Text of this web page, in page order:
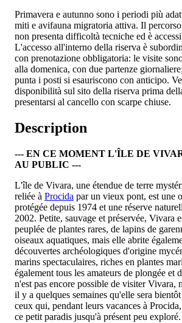
Primavera e autunno sono i periodi più
miti e avifauna migratoria attiva. Il
non presenta difficoltà tecniche ed è
L'accesso all'interno della riserva è
con prenotazione obbligatoria: le visite
alla domenica, con due partenze
punta i posti si esauriscono con anticipo.
disponibilità sul sito della riserva prima
presentarsi al cancello con scarpe chiuse.
Description
--- EN CE MOMENT L'ÎLE DE
AU PUBLIC ---
L'île de Vivara, une étendue de terre
reliée à Procida par un vieux pont, est une
protégée depuis 1974 et une réserve
2002. Petite, sauvage et préservée, Vivara
peuplée de plantes rares, de lapins de
oiseaux aquatiques, mais elle abrite
découvertes archéologiques d'origine
marins spectaculaires, riches en plantes
également tous les amateurs de plongée et
n'est pas encore possible de visiter Vivara,
il y a quelques semaines qu'elle sera
ceux qui, pendant leurs vacances à
ce petit paradis jusqu'à présent peu exploré.